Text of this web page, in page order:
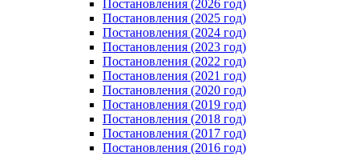
Постановления (2026 год)
Постановления (2025 год)
Постановления (2024 год)
Постановления (2023 год)
Постановления (2022 год)
Постановления (2021 год)
Постановления (2020 год)
Постановления (2019 год)
Постановления (2018 год)
Постановления (2017 год)
Постановления (2016 год)